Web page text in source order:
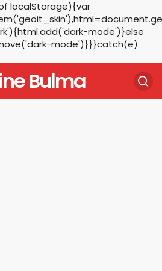
localStorage){var
mode')}else
mode')}}}catch(e)
Bulma